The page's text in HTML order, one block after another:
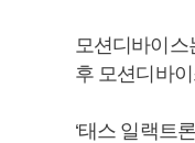
모션디바이스
후 모션디바
‘태스 일랙트